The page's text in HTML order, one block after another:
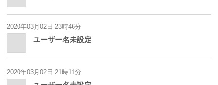
2020年03月02日 23時46分
ユーザー名未設定
2020年03月02日 21時11分